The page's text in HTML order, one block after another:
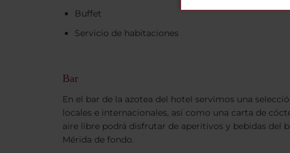
Buffet
Servicio de habitaciones
Bar
En el bar de la azotea del hotel servimos una
locales e internacionales, así como una carta de
aire libre podrá disfrutar de aperitivos y bebidas del
Mérida de fondo.